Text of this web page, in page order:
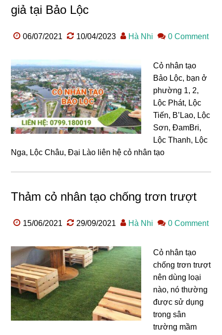
giả tại Bảo Lộc
06/07/2021 10/04/2023 Hà Nhi 0 Comment
Cỏ nhân tạo
Bảo Lộc, bạn ở
phường 1, 2,
Lộc Phát, Lộc
Tiến, B’Lao, Lộc
Sơn, ĐamBri,
Lộc Thanh, Lộc
Nga, Lộc Châu, Đại Lào liên hệ cỏ nhân tạo
Thảm cỏ nhân tạo chống trơn trượt
15/06/2021 29/09/2021 Hà Nhi 0 Comment
Cỏ nhân tạo
chống trơn trượt
nên dùng loại
nào, nó thường
được sử dụng
trong sân
trường mầm